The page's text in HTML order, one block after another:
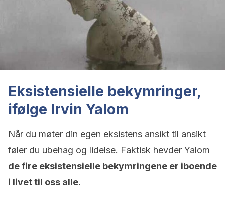
Eksistensielle bekymringer,
ifølge Irvin Yalom
Når du møter din egen eksistens ansikt til ansikt
føler du ubehag og lidelse. Faktisk hevder Yalom
de fire eksistensielle bekymringene er iboende
i livet til oss alle.